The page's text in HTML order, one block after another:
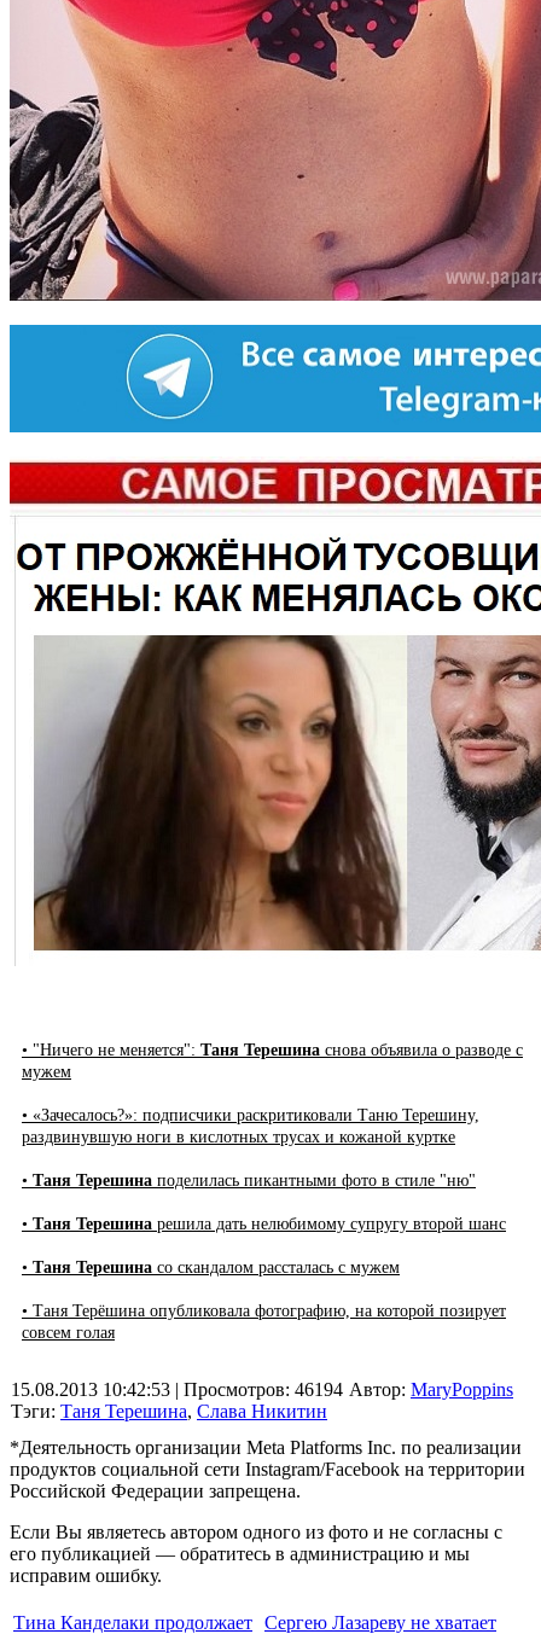
• "Ничего не меняется": Таня Терешина снова объявила о разводе с
мужем
• «Зачесалось?»: подписчики раскритиковали Таню Терешину,
раздвинувшую ноги в кислотных трусах и кожаной куртке
• Таня Терешина поделилась пикантными фото в стиле "ню"
• Таня Терешина решила дать нелюбимому супругу второй шанс
• Таня Терешина со скандалом рассталась с мужем
• Таня Терёшина опубликовала фотографию, на которой позирует
совсем голая
15.08.2013 10:42:53 | Просмотров: 46194
Тэги: Таня Терешина, Слава Никитин
Автор: MaryPoppins
*Деятельность организации Meta Platforms Inc. по реализации
продуктов социальной сети Instagram/Facebook на территории
Российской Федерации запрещена.
Если Вы являетесь автором одного из фото и не согласны с
его публикацией — обратитесь в администрацию и мы
исправим ошибку.
Тина Канделаки продолжает Сергею Лазареву не хватает